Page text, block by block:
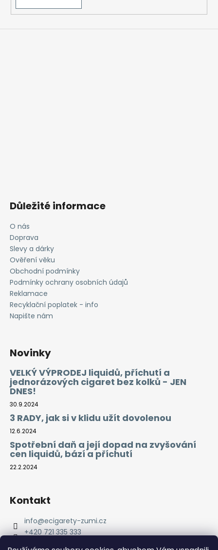
Důležité informace
O nás
Doprava
Slevy a dárky
Ověření věku
Obchodní podmínky
Podmínky ochrany osobních údajů
Reklamace
Recyklační poplatek - info
Napište nám
Novinky
VELKÝ VÝPRODEJ liquidů, příchutí a
jednorázových cigaret bez kolků - JEN
DNES!
30.9.2024
3 RADY, jak si v klidu užít dovolenou
12.6.2024
Spotřební daň a její dopad na zvyšování
cen liquidů, bází a příchutí
22.2.2024
Kontakt
info@ecigarety-zumi.cz
+420 721 335 333